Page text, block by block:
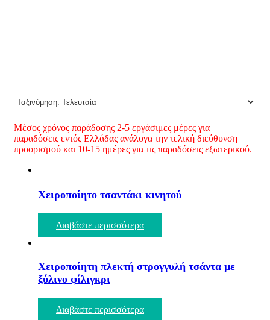
Μέσος χρόνος παράδοσης 2-5 εργάσιμες μέρες για
παραδόσεις εντός Ελλάδας ανάλογα την τελική διεύθυνση
προορισμού και 10-15 ημέρες για τις παραδόσεις εξωτερικού.
Χειροποίητο τσαντάκι κινητού
Διαβάστε περισσότερα
Χειροποίητη πλεκτή στρογγυλή τσάντα με
ξύλινο φίλιγκρι
Διαβάστε περισσότερα